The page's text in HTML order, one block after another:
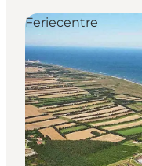
Feriecentre